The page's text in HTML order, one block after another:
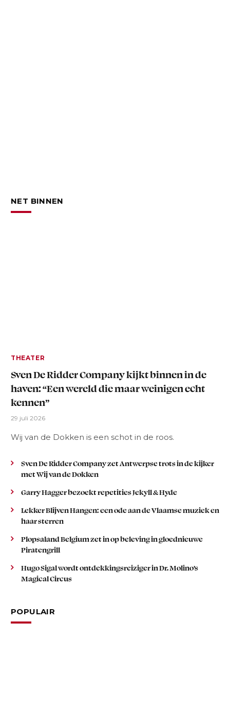
NET BINNEN
THEATER
Sven De Ridder Company kijkt binnen in de
haven: “Een wereld die maar weinigen echt
kennen”
29 juli 2026
Wij van de Dokken is een schot in de roos.
Sven De Ridder Company zet Antwerpse trots in de kijker
met Wij van de Dokken
Garry Hagger bezoekt repetities Jekyll & Hyde
Lekker Blijven Hangen: een ode aan de Vlaamse muziek en
haar sterren
Plopsaland Belgium zet in op beleving in gloednieuwe
Piratengrill
Hugo Sigal wordt ontdekkingsreiziger in Dr. Molino’s
Magical Circus
POPULAIR